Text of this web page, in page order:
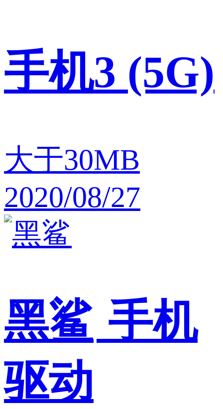
手机3 (5G)
大于30MB
2020/08/27
黑鲨 手机
驱动